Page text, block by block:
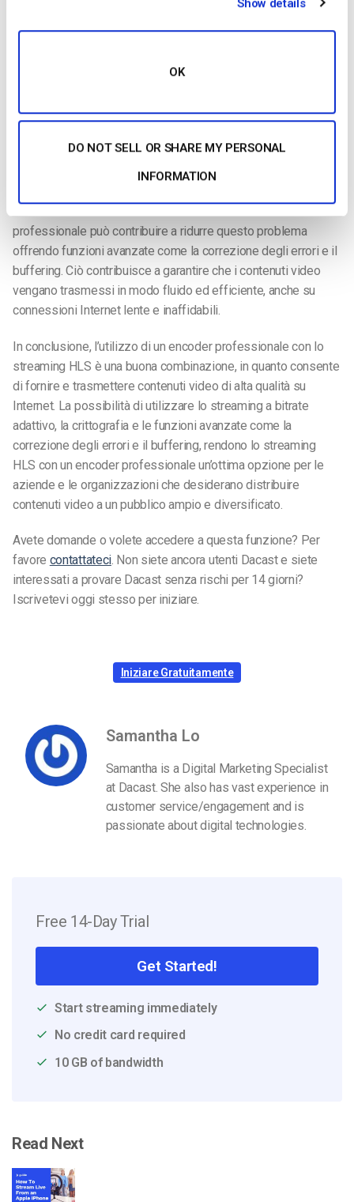
Show details
OK
DO NOT SELL OR SHARE MY PERSONAL
INFORMATION
professionale può contribuire a ridurre questo problema
offrendo funzioni avanzate come la correzione degli errori e il
buffering. Ciò contribuisce a garantire che i contenuti video
vengano trasmessi in modo fluido ed efficiente, anche su
connessioni Internet lente e inaffidabili.
In conclusione, l’utilizzo di un encoder professionale con lo
streaming HLS è una buona combinazione, in quanto consente
di fornire e trasmettere contenuti video di alta qualità su
Internet. La possibilità di utilizzare lo streaming a bitrate
adattivo, la crittografia e le funzioni avanzate come la
correzione degli errori e il buffering, rendono lo streaming
HLS con un encoder professionale un’ottima opzione per le
aziende e le organizzazioni che desiderano distribuire
contenuti video a un pubblico ampio e diversificato.
Avete domande o volete accedere a questa funzione? Per
favore contattateci. Non siete ancora utenti Dacast e siete
interessati a provare Dacast senza rischi per 14 giorni?
Iscrivetevi oggi stesso per iniziare.
Iniziare Gratuitamente
Samantha Lo
Samantha is a Digital Marketing Specialist
at Dacast. She also has vast experience in
customer service/engagement and is
passionate about digital technologies.
Free 14-Day Trial
Get Started!
Start streaming immediately
No credit card required
10 GB of bandwidth
Read Next